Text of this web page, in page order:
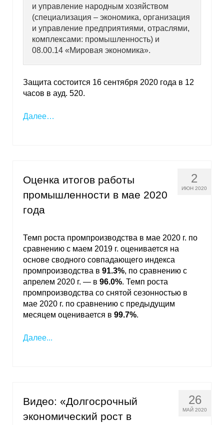
и управление народным хозяйством
(специализация – экономика, организация
и управление предприятиями, отраслями,
комплексами: промышленность) и
08.00.14 «Мировая экономика».
Защита состоится 16 сентября 2020 года в 12
часов в ауд. 520.
Далее…
2
ИЮН 2020
Оценка итогов работы
промышленности в мае 2020
года
Темп роста промпроизводства в мае 2020 г. по
сравнению с маем 2019 г. оценивается на
основе сводного совпадающего индекса
промпроизводства в 91.3%, по сравнению с
апрелем 2020 г. — в 96.0%. Темп роста
промпроизводства со снятой сезонностью в
мае 2020 г. по сравнению с предыдущим
месяцем оценивается в 99.7%.
Далее...
26
МАЙ 2020
Видео: «Долгосрочный
экономический рост в